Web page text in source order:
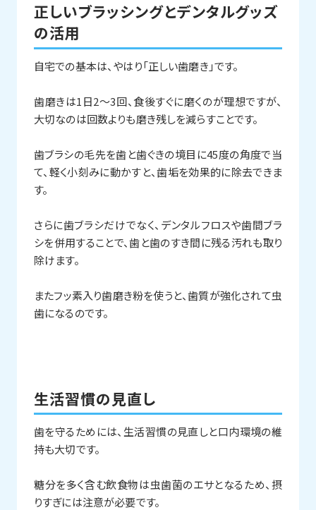
正しいブラッシングとデンタルグッズ
の活用
自宅での基本は、やはり「正しい歯磨き」です。
歯磨きは1日2〜3回、食後すぐに磨くのが理想ですが、
大切なのは回数よりも磨き残しを減らすことです。
歯ブラシの毛先を歯と歯ぐきの境目に45度の角度で当
て、軽く小刻みに動かすと、歯垢を効果的に除去できま
す。
さらに歯ブラシだけでなく、デンタルフロスや歯間ブラ
シを併用することで、歯と歯のすき間に残る汚れも取り
除けます。
またフッ素入り歯磨き粉を使うと、歯質が強化されて虫
歯になるのです。
生活習慣の見直し
歯を守るためには、生活習慣の見直しと口内環境の維
持も大切です。
糖分を多く含む飲食物は虫歯菌のエサとなるため、摂
りすぎには注意が必要です。